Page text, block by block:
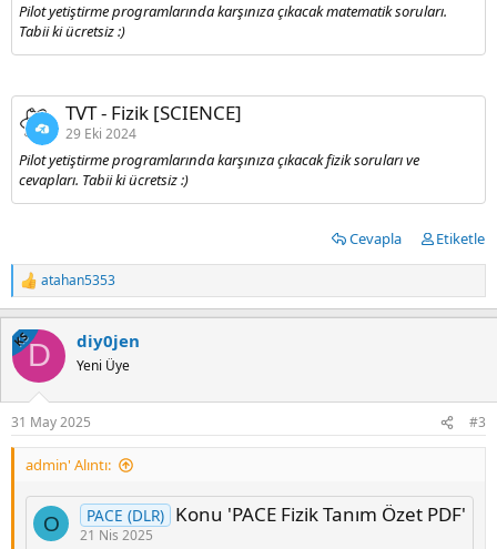
Pilot yetiştirme programlarında karşınıza çıkacak matematik soruları.
Tabii ki ücretsiz :)
TVT - Fizik [SCIENCE]
29 Eki 2024
Pilot yetiştirme programlarında karşınıza çıkacak fizik soruları ve
cevapları. Tabii ki ücretsiz :)
Cevapla Etiketle
T
e
p
k
i
l
atahan5353
KSD diy0jen
Yeni Üye
31 May 2025 #3
admin' Alıntı:
O PACE (DLR) Konu 'PACE Fizik Tanım Özet PDF'
21 Nis 2025